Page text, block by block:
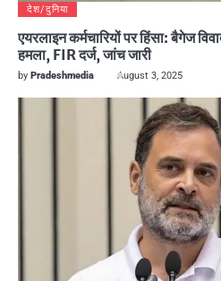
देश/दुनिया
एयरलाइन कर्मचारियों पर हिंसा: बैगेज
हमला, FIR दर्ज, जांच जारी
by Pradeshmedia August 3, 2025